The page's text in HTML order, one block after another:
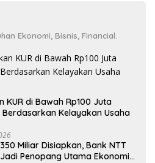
Ekonomi, Bisnis, Financial.
KUR di Bawah Rp100 Juta
Berdasarkan Kelayakan Usaha
Miliar Disiapkan, Bank NTT
Penopang Utama Ekonomi